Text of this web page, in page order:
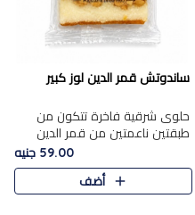
ساندوتش قمر الدين لوز كبير
حلوى شرقية فاخرة تتكون من
طبقتين ناعمتين من قمر الدين
الفاخر، تتوسطهما حشوة غنية من
اللوز المحمص لتمنح مزيجًا متوازنًا
من النعومة والقرمشة. ..
59.00 جنيه
أضف